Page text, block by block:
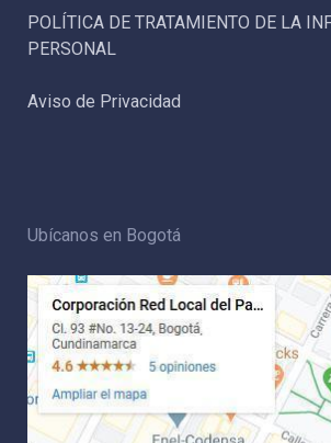
POLÍTICA DE TRATAMIENTO DE LA
PERSONAL
Aviso de Privacidad
Ubícanos en Bogotá